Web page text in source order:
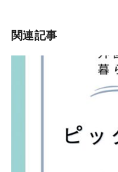
関連記事